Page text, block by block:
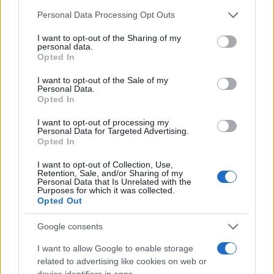
Please note that this website/app uses one or more Google
not limited to your visit or usage behaviour. You may click to
grant or deny consent to Google and its third-party tags to
use your data for below specified purposes in below Google
consent section.
Personal Data Processing Opt Outs
I want to opt-out of the Sharing of my
personal data.
Opted In
I want to opt-out of the Sale of my
Personal Data.
Opted In
I want to opt-out of processing my
Personal Data for Targeted Advertising.
Opted In
I want to opt-out of Collection, Use,
Retention, Sale, and/or Sharing of my
Personal Data that Is Unrelated with the
Purposes for which it was collected.
Opted Out
Google consents
I want to allow Google to enable storage
related to advertising like cookies on web or
«Κατά της απόφασης αυτής, όπως έχω νόμιμο
δικαίωμα, θα προσφύγω δικαστικά, προκειμένου να
ευθύνης για το τραγικό δυστύχημα στο λούνα παρκ
στο Πευκοχώρι» αναφέρει, σε γραπτή ανακοίνωσή
της, η δήμαρχος κ. Χαλκιά, μετά την απόφαση του
Συντονιστή της Αποκεντρωμένης Διοίκησης
Κεντρικής Μακεδονίας.
«Δηλώνω για άλλη μια φορά πως ουδέποτε μέχρι
το δυστύχημα είχα ενημερωθεί προσωπικά για την
εγκατάστασης. Πιστεύοντας ακράδαντα στην
αθωότητά μου θα συνεχίσω να ασκώ τα καθήκοντα
της Δημάρχου Κασσάνδρας όπως ο νόμος το